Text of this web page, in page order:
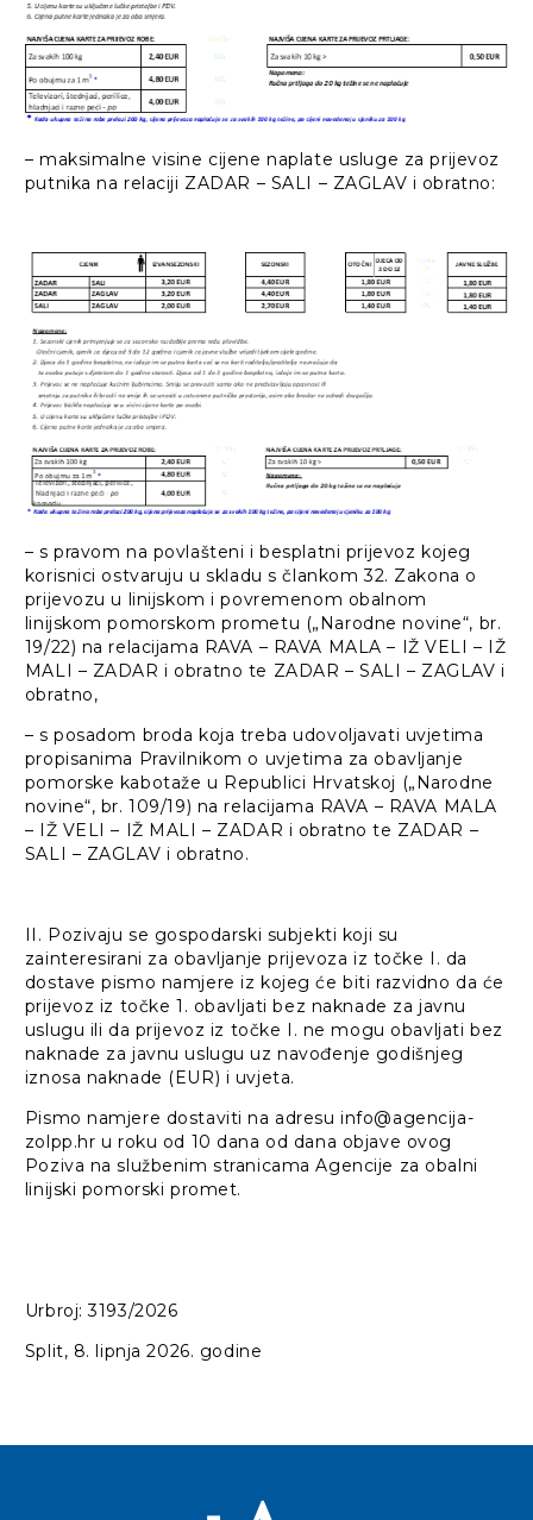
– maksimalne visine cijene naplate usluge za prijevoz
putnika na relaciji ZADAR – SALI – ZAGLAV i obratno:
– s pravom na povlašteni i besplatni prijevoz kojeg
korisnici ostvaruju u skladu s člankom 32. Zakona o
prijevozu u linijskom i povremenom obalnom
linijskom pomorskom prometu („Narodne novine“, br.
19/22) na relacijama RAVA – RAVA MALA – IŽ VELI – IŽ
MALI – ZADAR i obratno te ZADAR – SALI – ZAGLAV i
obratno,
– s posadom broda koja treba udovoljavati uvjetima
propisanima Pravilnikom o uvjetima za obavljanje
pomorske kabotaže u Republici Hrvatskoj („Narodne
novine“, br. 109/19) na relacijama RAVA – RAVA MALA
– IŽ VELI – IŽ MALI – ZADAR i obratno te ZADAR –
SALI – ZAGLAV i obratno.
II. Pozivaju se gospodarski subjekti koji su
zainteresirani za obavljanje prijevoza iz točke I. da
dostave pismo namjere iz kojeg će biti razvidno da će
prijevoz iz točke 1. obavljati bez naknade za javnu
uslugu ili da prijevoz iz točke I. ne mogu obavljati bez
naknade za javnu uslugu uz navođenje godišnjeg
iznosa naknade (EUR) i uvjeta.
Pismo namjere dostaviti na adresu info@agencija-
zolpp.hr u roku od 10 dana od dana objave ovog
Poziva na službenim stranicama Agencije za obalni
linijski pomorski promet.
Urbroj: 3193/2026
Split, 8. lipnja 2026. godine